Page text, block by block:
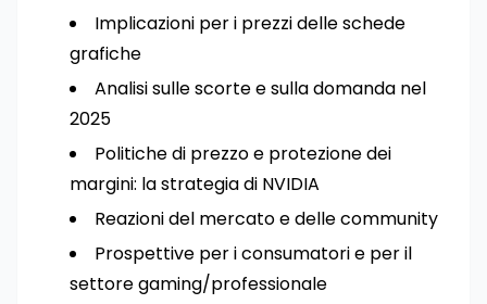
Implicazioni per i prezzi delle schede
grafiche
Analisi sulle scorte e sulla domanda nel
2025
Politiche di prezzo e protezione dei
margini: la strategia di NVIDIA
Reazioni del mercato e delle community
Prospettive per i consumatori e per il
settore gaming/professionale